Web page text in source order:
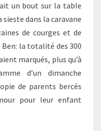
un bout sur la table
dans la caravane
de courges et de
la totalité des 300
marqués, plus qu’à
d’un dimanche
de parents bercés
pour leur enfant